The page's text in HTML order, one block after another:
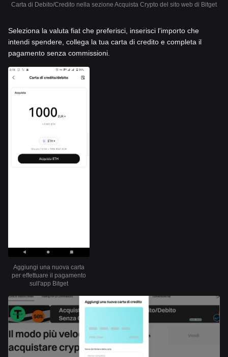
Carta di Debito/Credito nella sezione Acquista Crypto del sito web di Bitget
Seleziona la valuta fiat che preferisci, inserisci l'importo che
intendi spendere, collega la tua carta di credito e completa il
pagamento senza commissioni.
Aggiungi una nuova carta
per effettuare il pagamento
sull'app Bitget